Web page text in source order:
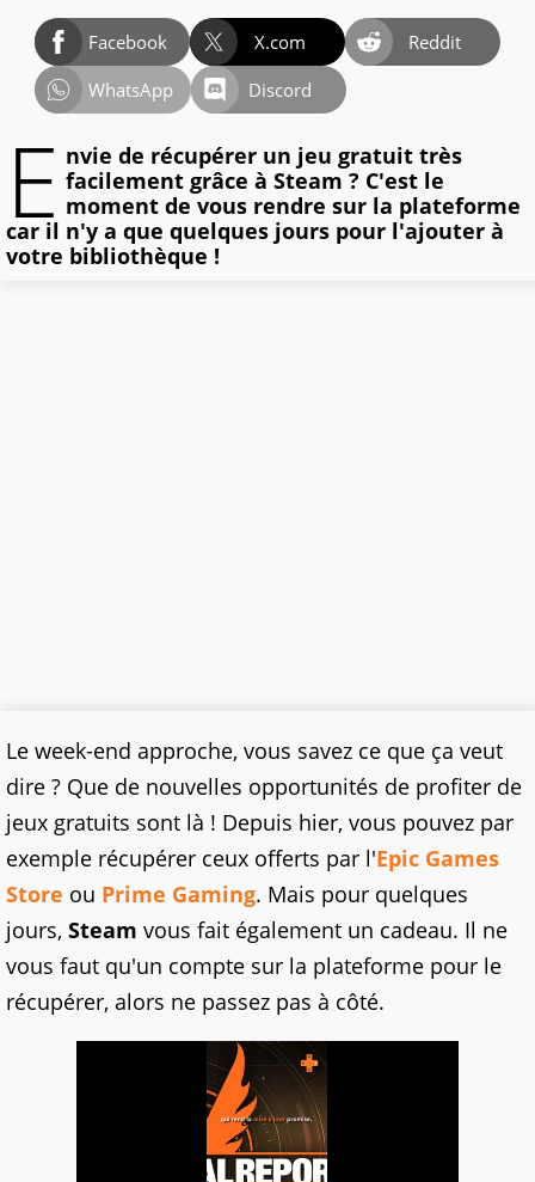
Facebook X.com
Reddit
WhatsApp
Discord
E nvie de récupérer un jeu gratuit très
facilement grâce à Steam ? C'est le
moment de vous rendre sur la plateforme
car il n'y a que quelques jours pour l'ajouter à
votre bibliothèque !
Le week-end approche, vous savez ce que ça veut
dire ? Que de nouvelles opportunités de profiter de
jeux gratuits sont là ! Depuis hier, vous pouvez par
exemple récupérer ceux offerts par l'Epic Games
Store ou Prime Gaming. Mais pour quelques
jours, Steam vous fait également un cadeau. Il ne
vous faut qu'un compte sur la plateforme pour le
récupérer, alors ne passez pas à côté.